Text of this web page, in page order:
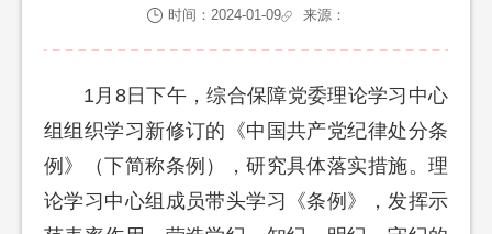
时间：2024-01-09 来源：
1月8日下午，综合保障党委理论学习中心
组组织学习新修订的《中国共产党纪律处分条
例》（下简称条例），研究具体落实措施。理
论学习中心组成员带头学习《条例》，发挥示